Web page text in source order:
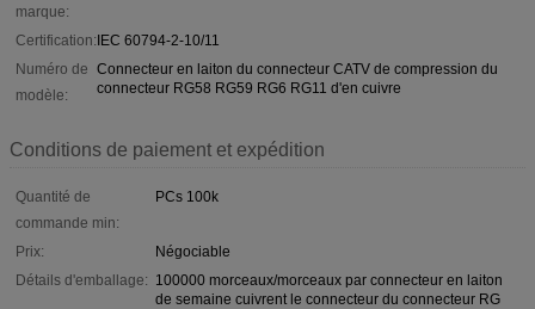
marque:
Certification:IEC 60794-2-10/11
Numéro de
modèle:
Connecteur en laiton du connecteur CATV de compression du
connecteur RG58 RG59 RG6 RG11 d'en cuivre
Conditions de paiement et expédition
Quantité de
commande min:
PCs 100k
Prix:
Négociable
Détails d'emballage: 100000 morceaux/morceaux par connecteur en laiton
de semaine cuivrent le connecteur du connecteur RG